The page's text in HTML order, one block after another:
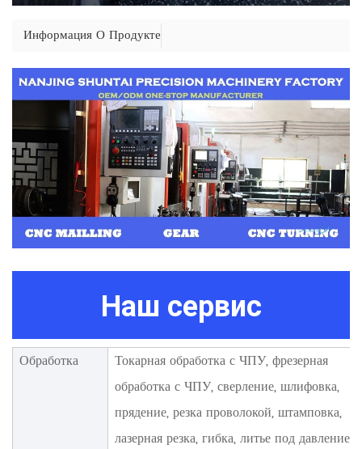
Информация О Продукте
Наш сервис
Обработка
Токарная обработка с ЧПУ, фрезерная
обработка с ЧПУ, сверление, шлифовка,
прядение, резка проволокой, штамповка,
лазерная резка, гибка, литье под давлением,